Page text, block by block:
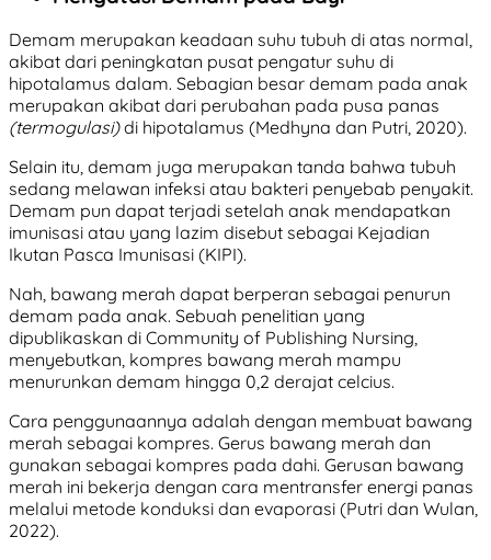
Demam merupakan keadaan suhu tubuh di atas normal,
akibat dari peningkatan pusat pengatur suhu di
hipotalamus dalam. Sebagian besar demam pada anak
merupakan akibat dari perubahan pada pusa panas
(termogulasi)di hipotalamus (Medhyna dan Putri, 2020).
Selain itu, demam juga merupakan tanda bahwa tubuh
sedang melawan infeksi atau bakteri penyebab penyakit.
Demam pun dapat terjadi setelah anak mendapatkan
imunisasi atau yang lazim disebut sebagai Kejadian
Ikutan Pasca Imunisasi (KIPI).
Nah, bawang merah dapat berperan sebagai penurun
demam pada anak. Sebuah penelitian yang
dipublikaskan di Community of Publishing Nursing,
menyebutkan, kompres bawang merah mampu
menurunkan demam hingga 0,2 derajat celcius.
Cara penggunaannya adalah dengan membuat bawang
merah sebagai kompres. Gerus bawang merah dan
gunakan sebagai kompres pada dahi. Gerusan bawang
merah ini bekerja dengan cara mentransfer energi panas
melalui metode konduksi dan evaporasi (Putri dan Wulan,
2022).